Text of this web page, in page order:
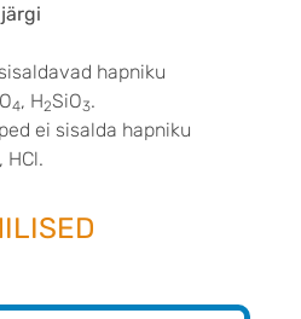
hapniku
4, H2SiO3.
ei sisalda hapniku
HCl.